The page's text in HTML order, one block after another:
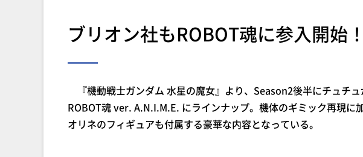
ブリオン社もROBOT魂に参入開始！
『機動戦士ガンダム 水星の魔女』より、Season2後半にチュチ
ROBOT魂 ver. A.N.I.M.E. にラインナップ。機体のギミック再現に
オリネのフィギュアも付属する豪華な内容となっている。